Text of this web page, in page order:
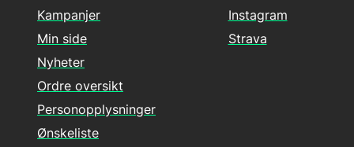
Instagram
Strava
Kampanjer
Min side
Nyheter
Ordre oversikt
Personopplysninger
Ønskeliste